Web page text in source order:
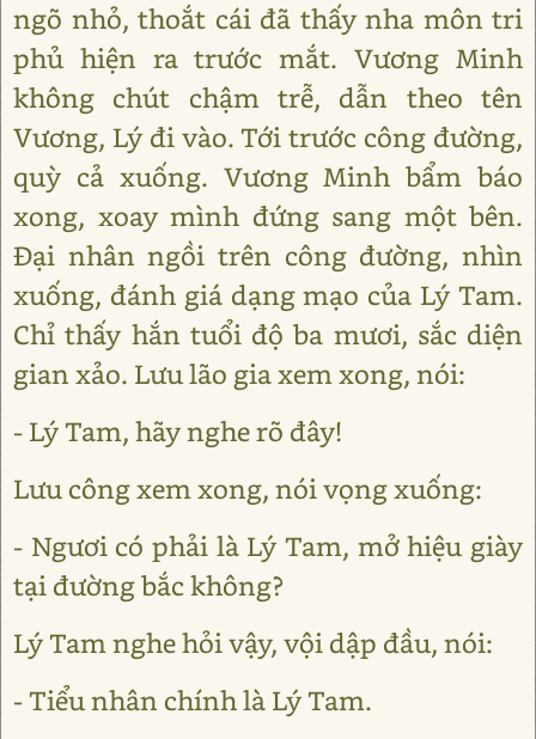
ngõ nhỏ, thoắt cái đã thấy nha môn tri
phủ hiện ra trước mắt. Vương Minh
không chút chậm trễ, dẫn theo tên
Vương, Lý đi vào. Tới trước công đường,
quỳ cả xuống. Vương Minh bẩm báo
xong, xoay mình đứng sang một bên.
Đại nhân ngồi trên công đường, nhìn
xuống, đánh giá dạng mạo của Lý Tam.
Chỉ thấy hắn tuổi độ ba mươi, sắc diện
gian xảo. Lưu lão gia xem xong, nói:
- Lý Tam, hãy nghe rõ đây!
Lưu công xem xong, nói vọng xuống:
- Ngươi có phải là Lý Tam, mở hiệu giày
tại đường bắc không?
Lý Tam nghe hỏi vậy, vội dập đầu, nói:
- Tiểu nhân chính là Lý Tam.